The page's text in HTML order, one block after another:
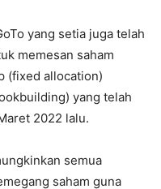
yang setia juga telah
memesan saham
(fixed allocation)
yang telah
2022 lalu.
semua
saham guna